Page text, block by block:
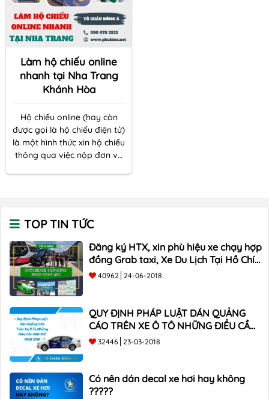
Làm hộ chiếu online
nhanh tại Nha Trang
Khánh Hòa
Hộ chiếu online (hay còn
được gọi là hộ chiếu điện tử)
là một hình thức xin hộ chiếu
thông qua việc nộp đơn và
TOP TIN TỨC
Đăng ký HTX, xin phù hiệu xe chạy hợp
đồng Grab taxi, Xe Du Lịch Tại Hồ Chí
Minh Giá Rẻ
40962 24-06-2018
QUY ĐỊNH PHÁP LUẬT DÁN QUẢNG
CÁO TRÊN XE Ô TÔ NHỮNG ĐIỀU CẦN
BIẾT mới nhất 2018 ???
32446 23-03-2018
Có nên dán decal xe hơi hay không
?????